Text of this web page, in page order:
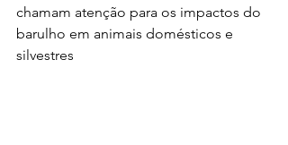
chamam atenção para os impactos do
barulho em animais domésticos e
silvestres